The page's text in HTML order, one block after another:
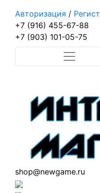
Авторизация /
+7 (916) 455-67-88
+7 (903) 101-05-75
shop@newgame.ru